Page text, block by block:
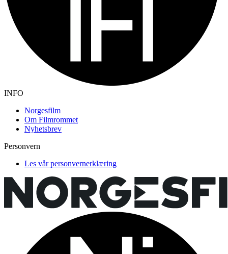
INFO
Norgesfilm
Om Filmrommet
Nyhetsbrev
Personvern
Les vår personvernerklæring